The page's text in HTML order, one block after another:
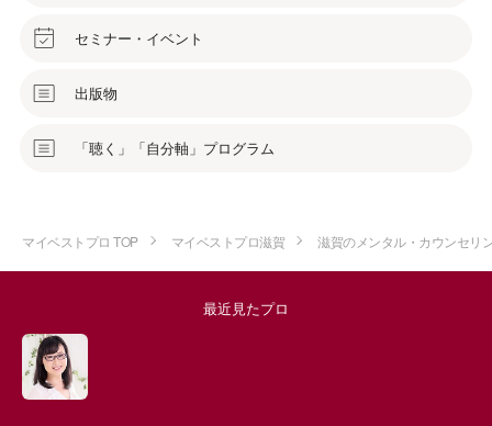
セミナー・イベント
出版物
「聴く」「自分軸」プログラム
マイベストプロ TOP マイベストプロ滋賀 滋賀のメンタル・カウンセリ
最近見たプロ